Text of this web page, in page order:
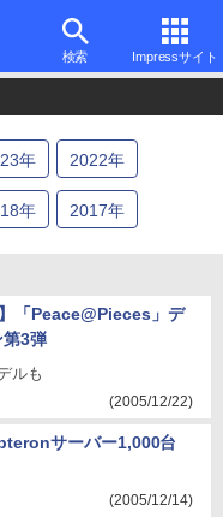
検索 Impressサイト
年 2022年
年 2017年
年 2007年
年
「Peace@Pieces」デ
3弾
ルも
(2005/12/22)
サーバー1,000台
(2005/12/14)